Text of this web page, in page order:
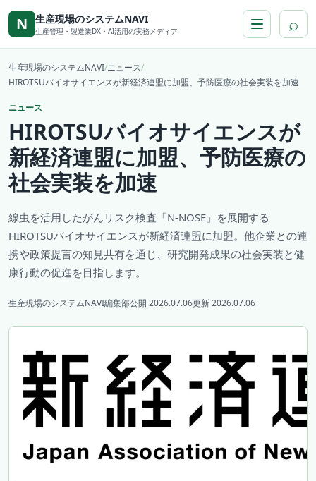
本文へ移動
N 生産現場のシステムNAVI
生産管理・製造業DX・AI活用の実務メディア ⌕
生産現場のシステムNAVI/ニュース/
HIROTSUバイオサイエンスが新経済連盟に加盟、予防医療の社会実装を加速
ニュース
HIROTSUバイオサイエンスが
新経済連盟に加盟、予防医療の
社会実装を加速
線虫を活用したがんリスク検査「N-NOSE」を展開する
HIROTSUバイオサイエンスが新経済連盟に加盟。他企業との連
携や政策提言の知見共有を通じ、研究開発成果の社会実装と健
康行動の促進を目指します。
生産現場のシステムNAVI編集部公開 2026.07.06更新 2026.07.06